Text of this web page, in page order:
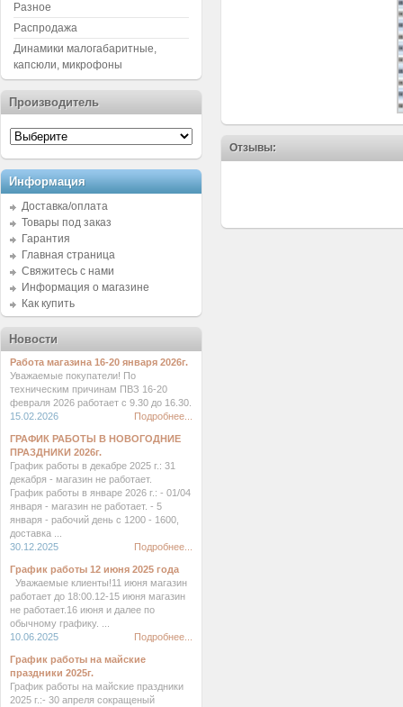
Отзывы:
Разное
Распродажа
Динамики малогабаритные,
капсюли, микрофоны
Производитель
Информация
Доставка/оплата
Товары под заказ
Гарантия
Главная страница
Свяжитесь с нами
Информация о магазине
Как купить
Новости
Работа магазина 16-20 января 2026г.
Уважаемые покупатели! По
техническим причинам ПВЗ 16-20
февраля 2026 работает с 9.30 до 16.30.
15.02.2026
Подробнее...
ГРАФИК РАБОТЫ В НОВОГОДНИЕ
ПРАЗДНИКИ 2026г.
График работы в декабре 2025 г.: 31
декабря - магазин не работает.
График работы в январе 2026 г.: - 01/04
января - магазин не работает. - 5
января - рабочий день с 1200 - 1600,
доставка ...
30.12.2025
Подробнее...
График работы 12 июня 2025 года
Уважаемые клиенты!11 июня магазин
работает до 18:00.12-15 июня магазин
не работает.16 июня и далее по
обычному графику. ...
10.06.2025
Подробнее...
График работы на майские
праздники 2025г.
График работы на майские праздники
2025 г.:- 30 апреля сокращеный